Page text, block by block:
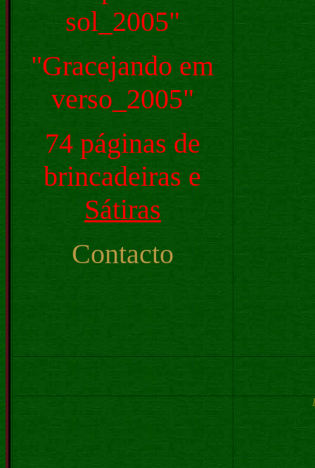
sol_2005"
"Gracejando em
verso_2005"
74 páginas de
brincadeiras e
Sátiras
Contacto